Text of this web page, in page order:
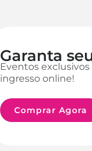
Garanta
Eventos
ingresso online!
Comprar Agora